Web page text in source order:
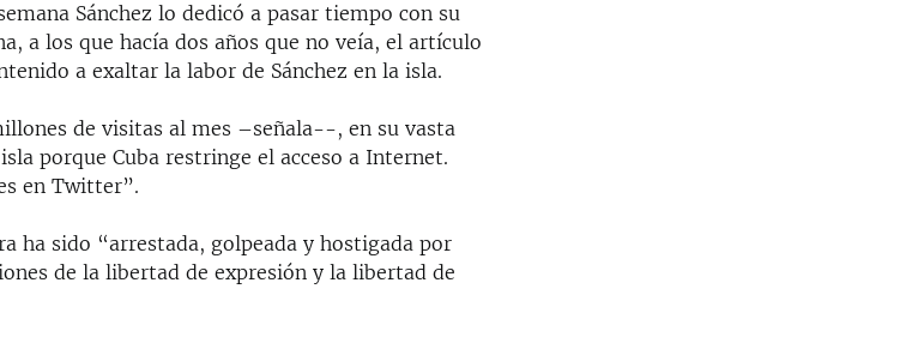
Sánchez lo dedicó a pasar tiempo con su
a los que hacía dos años que no veía, el artículo
a exaltar la labor de Sánchez en la isla.
de visitas al mes –señala--, en su vasta
porque Cuba restringe el acceso a Internet.
en Twitter”.
ha sido “arrestada, golpeada y hostigada por
de la libertad de expresión y la libertad de